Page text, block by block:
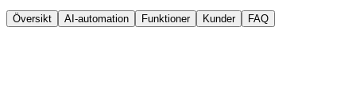
Översikt AI-automation Funktioner Kunder FAQ